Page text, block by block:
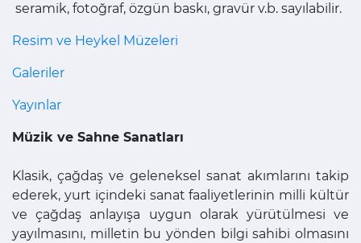
seramik, fotoğraf, özgün baskı, gravür v.b. sayılabilir.
Resim ve Heykel Müzeleri
Galeriler
Yayınlar
Müzik ve Sahne Sanatları
Klasik, çağdaş ve geleneksel sanat akımlarını takip
ederek, yurt içindeki sanat faaliyetlerinin milli kültür
ve çağdaş anlayışa uygun olarak yürütülmesi ve
yayılmasını, milletin bu yönden bilgi sahibi olmasını